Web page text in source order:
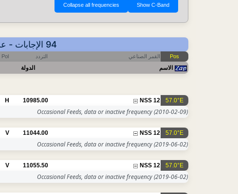
94 الإجابات - عرض حسب التردد - أهم آخر التحديثات: 2026-07-31 08:15 CET
Pos القمر الصناعي التردد Pol
الاسم الدولة
57.0°E
NSS 12
10985.00
H
Occasional Feeds, data or inactive frequency(2010-02-09)
57.0°E
NSS 12
11044.00
V
Occasional Feeds, data or inactive frequency(2019-06-02)
57.0°E
NSS 12
11055.50
V
Occasional Feeds, data or inactive frequency(2019-06-02)